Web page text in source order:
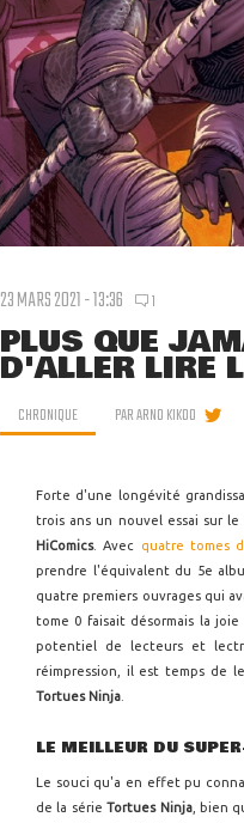
23 MARS 2021 - 13:36 1
PLUS QUE
D'ALLER LIRE
CHRONIQUE PARARNO KIKOO
Forte d'une longévité
trois ans un nouvel essai sur
HiComics. Avec quatre tomes
prendre l'équivalent du 5e
quatre premiers ouvrages qui
tome 0 faisait désormais la
potentiel de lecteurs et
réimpression, il est temps de
Tortues Ninja
LE MEILLEUR DU
Le souci qu'a en effet pu
de la sérieTortues Ninja, bien